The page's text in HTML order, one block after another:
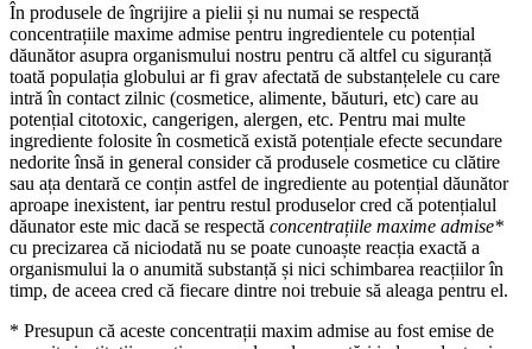
În produsele de îngrijire a pielii și nu numai se respectă
concentrațiile maxime admise pentru ingredientele cu potențial
dăunător asupra organismului nostru pentru că altfel cu siguranță
toată populația globului ar fi grav afectată de substanțelele cu care
intră în contact zilnic (cosmetice, alimente, băuturi, etc) care au
potențial citotoxic, cangerigen, alergen, etc. Pentru mai multe
ingrediente folosite în cosmetică există potențiale efecte secundare
nedorite însă in general consider că produsele cosmetice cu clătire
sau ața dentară ce conțin astfel de ingrediente au potențial dăunător
aproape inexistent, iar pentru restul produselor cred că potențialul
dăunator este mic dacă se respectă concentrațiile maxime admise*
cu precizarea că niciodată nu se poate cunoaște reacția exactă a
organismului la o anumită substanță și nici schimbarea reacțiilor în
timp, de aceea cred că fiecare dintre noi trebuie să aleaga pentru el.
* Presupun că aceste concentrații maxim admise au fost emise de